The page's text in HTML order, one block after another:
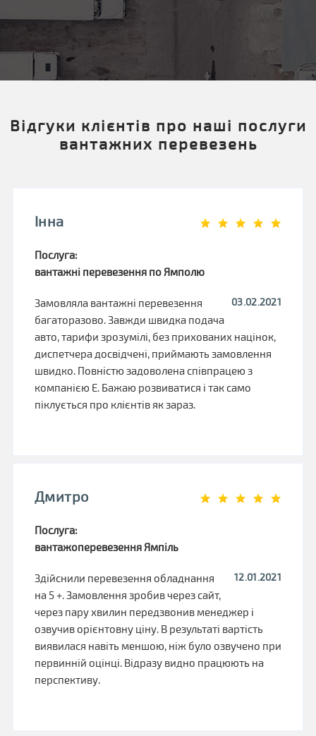
Відгуки клієнтів про наші послуги
вантажних перевезень
Інна
Послуга:
вантажні перевезення по Ямполю
03.02.2021
Замовляла вантажні перевезення
багаторазово. Завжди швидка подача
авто, тарифи зрозумілі, без прихованих націнок,
диспетчера досвідчені, приймають замовлення
швидко. Повністю задоволена співпрацею з
компанією Е. Бажаю розвиватися і так само
піклується про клієнтів як зараз.
Дмитро
Послуга:
вантажоперевезення Ямпіль
12.01.2021
Здійснили перевезення обладнання
на 5 +. Замовлення зробив через сайт,
через пару хвилин передзвонив менеджер і
озвучив орієнтовну ціну. В результаті вартість
виявилася навіть меншою, ніж було озвучено при
первинній оцінці. Відразу видно працюють на
перспективу.